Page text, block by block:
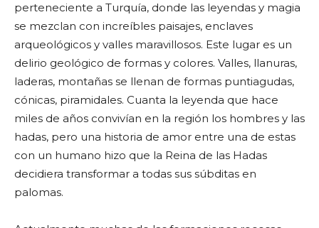
perteneciente a Turquía, donde las leyendas y magia
se mezclan con increíbles paisajes, enclaves
arqueológicos y valles maravillosos. Este lugar es un
delirio geológico de formas y colores. Valles, llanuras,
laderas, montañas se llenan de formas puntiagudas,
cónicas, piramidales. Cuanta la leyenda que hace
miles de años convivían en la región los hombres y las
hadas, pero una historia de amor entre una de estas
con un humano hizo que la Reina de las Hadas
decidiera transformar a todas sus súbditas en
palomas.